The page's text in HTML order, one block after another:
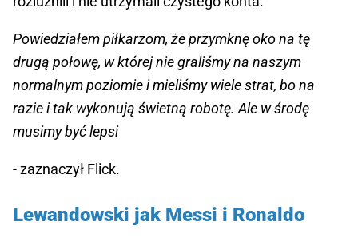
Powiedziałem piłkarzom, że przymknę oko na tę
drugą połowę, w której nie graliśmy na naszym
normalnym poziomie i mieliśmy wiele strat, bo na
razie i tak wykonują świetną robotę. Ale w środę
musimy być lepsi
- zaznaczył Flick.
Lewandowski jak Messi i Ronaldo